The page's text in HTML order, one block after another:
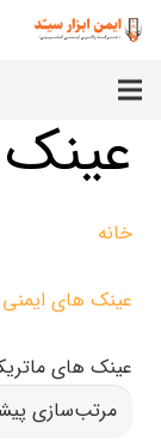
خانه
عینک های ایمنی
عینک های